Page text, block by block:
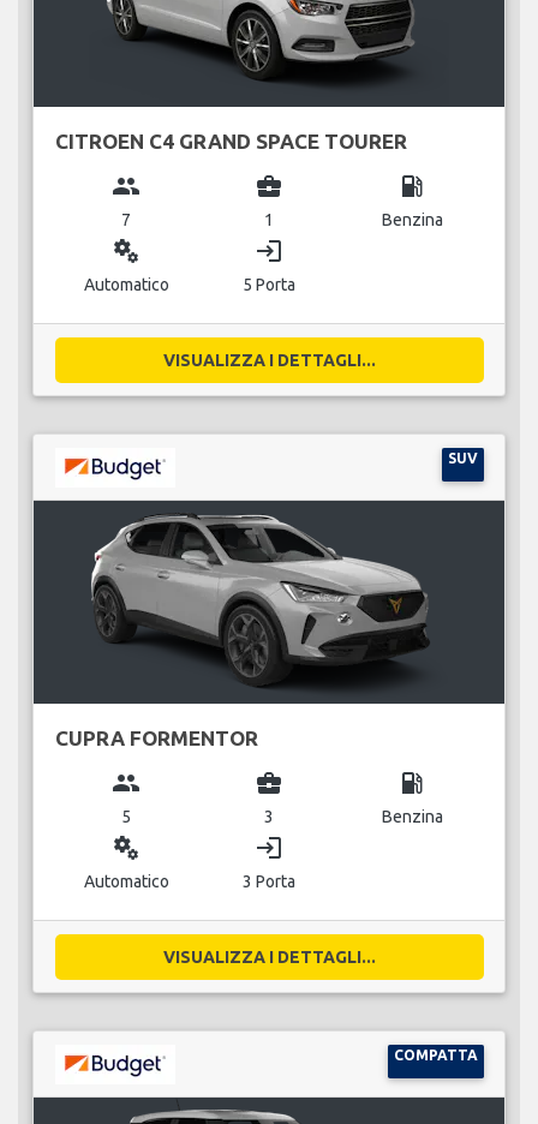
CITROEN C4 GRAND SPACE TOURER
group
7
business_center
1
local_gas_station
Benzina
miscellaneous_services
Automatico
login
5 Porta
VISUALIZZA I DETTAGLI...
SUV
CUPRA FORMENTOR
group
5
business_center
3
local_gas_station
Benzina
miscellaneous_services
Automatico
login
3 Porta
VISUALIZZA I DETTAGLI...
COMPATTA